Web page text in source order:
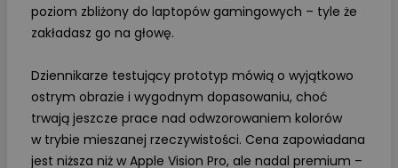
poziom zbliżony do laptopów gamingowych – tyle że
zakładasz go na głowę.
Dziennikarze testujący prototyp mówią o wyjątkowo
ostrym obrazie i wygodnym dopasowaniu, choć
trwają jeszcze prace nad odwzorowaniem kolorów
w trybie mieszanej rzeczywistości. Cena zapowiadana
jest niższa niż w Apple Vision Pro, ale nadal premium –